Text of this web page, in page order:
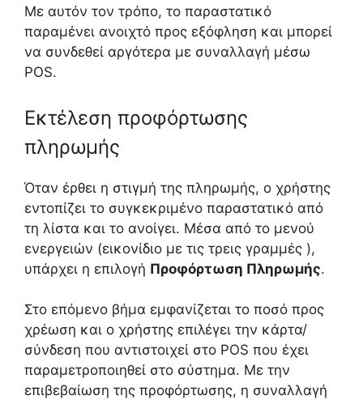
Με αυτόν τον τρόπο, το παραστατικό
παραμένει ανοιχτό προς εξόφληση και μπορεί
να συνδεθεί αργότερα με συναλλαγή μέσω
POS.
Εκτέλεση προφόρτωσης
πληρωμής
Όταν έρθει η στιγμή της πληρωμής, ο χρήστης
εντοπίζει το συγκεκριμένο παραστατικό από
τη λίστα και το ανοίγει. Μέσα από το μενού
ενεργειών (εικονίδιο με τις τρεις γραμμές ),
υπάρχει η επιλογή Προφόρτωση Πληρωμής.
Στο επόμενο βήμα εμφανίζεται το ποσό προς
χρέωση και ο χρήστης επιλέγει την κάρτα/
σύνδεση που αντιστοιχεί στο POS που έχει
παραμετροποιηθεί στο σύστημα. Με την
επιβεβαίωση της προφόρτωσης, η συναλλαγή